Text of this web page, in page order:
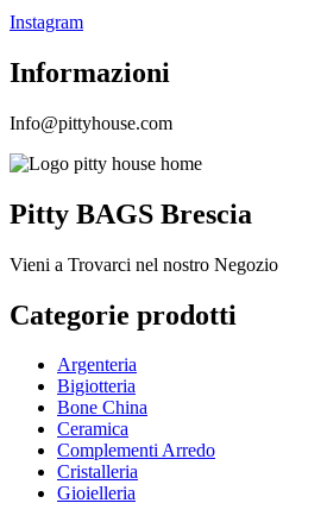
Instagram
Informazioni
Info@pittyhouse.com
Pitty BAGS Brescia
Vieni a Trovarci nel nostro Negozio
Categorie prodotti
Argenteria
Bigiotteria
Bone China
Ceramica
Complementi Arredo
Cristalleria
Gioielleria